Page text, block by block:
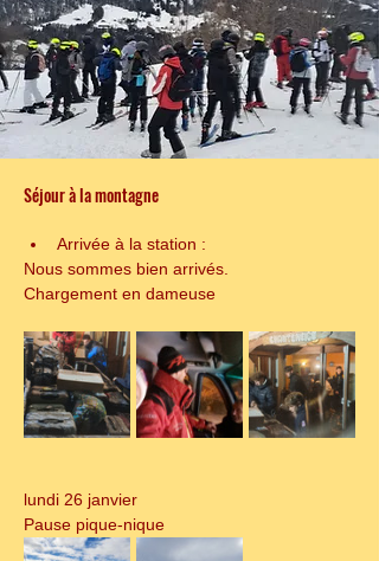
Séjour à la montagne
Arrivée à la station :
Nous sommes bien arrivés.
Chargement en dameuse
lundi 26 janvier
Pause pique-nique